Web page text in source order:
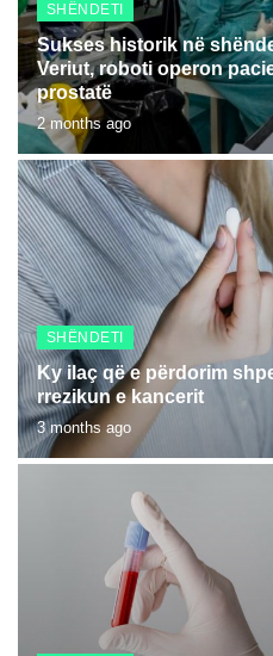
SHËNDETI
Sukses historik në
Veriut, roboti operon
prostatë
2 months ago
SHËNDETI
Ky ilaç që e përdorim
rrezikun e kancerit
3 months ago